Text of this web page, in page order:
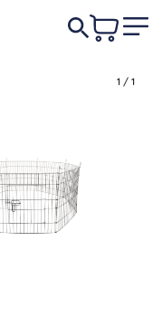
1 / 1
Do košíka